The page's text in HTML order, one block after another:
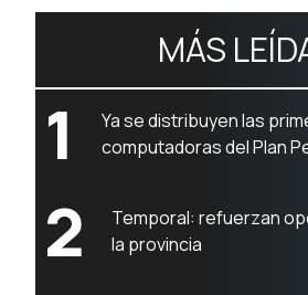
MÁS
1
Ya se distribuyen las
computadoras del Plan
2
Temporal: refuerzan
la provincia